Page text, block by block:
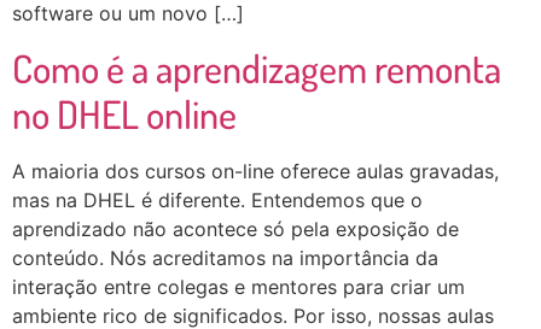
software ou um novo […]
Como é a aprendizagem remonta
no DHEL online
A maioria dos cursos on-line oferece aulas gravadas,
mas na DHEL é diferente. Entendemos que o
aprendizado não acontece só pela exposição de
conteúdo. Nós acreditamos na importância da
interação entre colegas e mentores para criar um
ambiente rico de significados. Por isso, nossas aulas